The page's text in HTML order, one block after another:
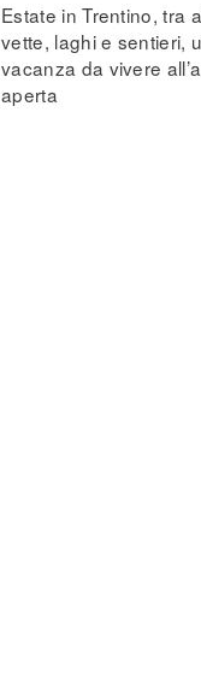
Estate in Trentino, tra
vette, laghi e sentieri,
vacanza da vivere
aperta